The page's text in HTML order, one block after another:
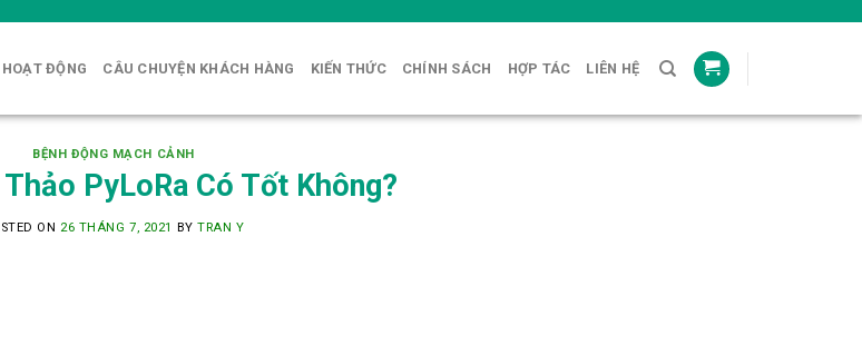
HOẠT ĐỘNG CÂU CHUYỆN KHÁCH HÀNG KIẾN THỨC CHÍNH SÁCH HỢP TÁC LIÊN HỆ
BỆNH ĐỘNG MẠCH CẢNH
PyLoRa Có Tốt Không?
ON 26 THÁNG 7, 2021 BYTRAN Y